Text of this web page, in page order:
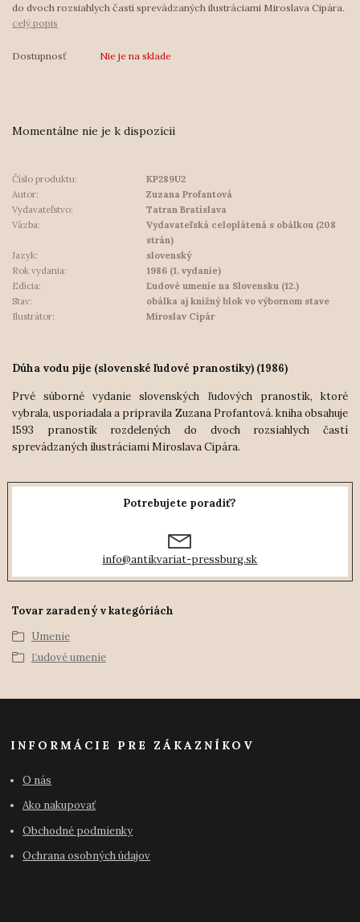
do dvoch rozsiahlych častí sprevádzaných ilustráciami Miroslava Cipára.
celý popis
Dostupnosť Nie je na sklade
Momentálne nie je k dispozícii
Číslo produktu:
KP289U2
Autor:
Zuzana Profantová
Vydavateľstvo:
Tatran Bratislava
Väzba:
Vydavateľská celoplátená s obálkou (208
strán)
Jazyk:
slovenský
Rok vydania:
1986 (1. vydanie)
Edícia:
Ľudové umenie na Slovensku (12.)
Stav:
obálka aj knižný blok vo výbornom stave
Ilustrátor:
Miroslav Cipár
Dúha vodu pije (slovenské ľudové pranostiky) (1986)
Prvé súborné vydanie slovenských ľudových pranostík, ktoré
vybrala, usporiadala a pripravila Zuzana Profantová. kniha obsahuje
1593 pranostík rozdelených do dvoch rozsiahlych častí
sprevádzaných ilustráciami Miroslava Cipára.
Potrebujete poradiť?
info@antikvariat-pressburg.sk
Tovar zaradený v kategóriách
Umenie
Ľudové umenie
INFORMÁCIE PRE ZÁKAZNÍKOV
O nás
Ako nakupovať
Obchodné podmienky
Ochrana osobných údajov